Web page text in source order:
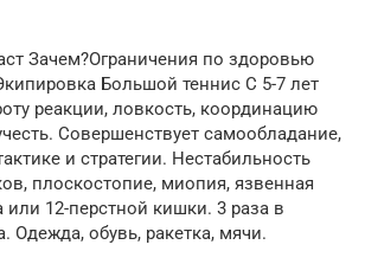
Зачем?Ограничения по здоровью
Большой теннис С 5-7 лет
реакции, ловкость, координацию
Совершенствует самообладание,
и стратегии. Нестабильность
плоскостопие, миопия, язвенная
или 12-перстной кишки. 3 раза в
Одежда, обувь, ракетка, мячи.